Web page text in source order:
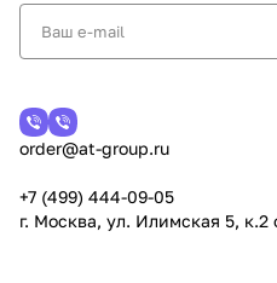
order@at-group.ru
+7 (499) 444-09-05
г. Москва, ул. Илимская 5, к.2